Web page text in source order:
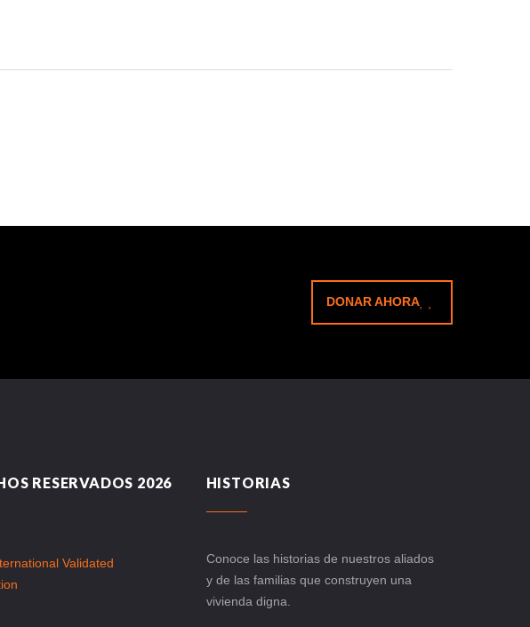
DONAR AHORA
RESERVADOS 2026 HISTORIAS
Conoce las historias de nuestros aliados
y de las familias que construyen una
vivienda digna.